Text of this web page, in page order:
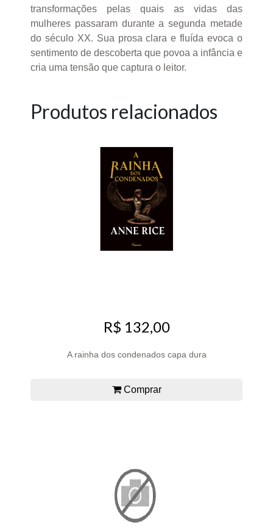
transformações pelas quais as vidas das
mulheres passaram durante a segunda metade
do século XX. Sua prosa clara e fluída evoca o
sentimento de descoberta que povoa a infância e
cria uma tensão que captura o leitor.
Produtos relacionados
R$ 132,00
A rainha dos condenados capa dura
Comprar